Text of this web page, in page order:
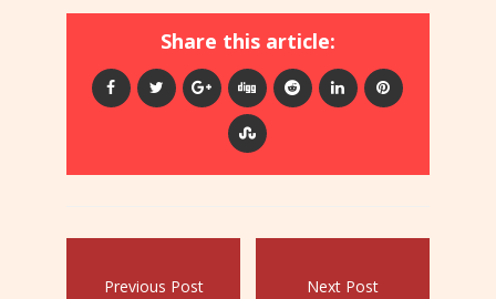
Share this article:
Previous Post Next Post